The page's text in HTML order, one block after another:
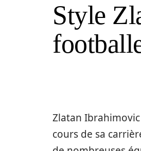
Style
Zlatan
cours de sa